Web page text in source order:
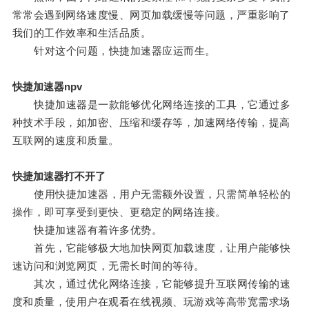
常常会遇到网络速度慢、网页加载缓慢等问题，严重影响了
我们的工作效率和生活品质。
针对这个问题，快捷加速器应运而生。
快捷加速器npv
快捷加速器是一款能够优化网络连接的工具，它通过多
种技术手段，如加密、压缩和缓存等，加速网络传输，提高
互联网的速度和质量。
快捷加速器打不开了
使用快捷加速器，用户无需额外设置，只需简单轻松的
操作，即可享受到更快、更稳定的网络连接。
快捷加速器有着许多优势。
首先，它能够极大地加快网页加载速度，让用户能够快
速访问和浏览网页，无需长时间的等待。
其次，通过优化网络连接，它能够提升互联网传输的速
度和质量，使用户在观看在线视频、玩游戏等高带宽需求场